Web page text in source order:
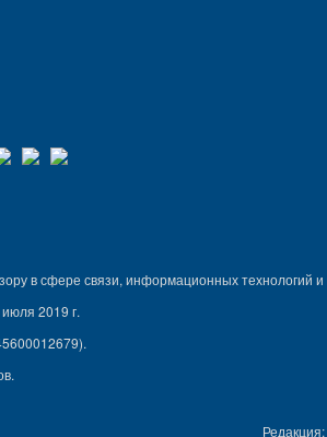
в сфере связи, информационных технологий
2019 г.
Редакция: